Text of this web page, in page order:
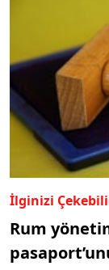
İlginizi
Rum